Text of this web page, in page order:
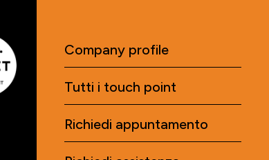
Company profile
Tutti i touch point
Richiedi appuntamento